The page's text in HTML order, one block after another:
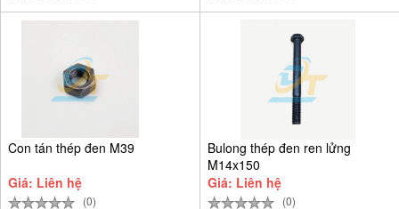
Con tán thép đen M39
Giá: Liên hệ
(0)
Bulong thép đen ren lửng
M14x150
Giá: Liên hệ
(0)